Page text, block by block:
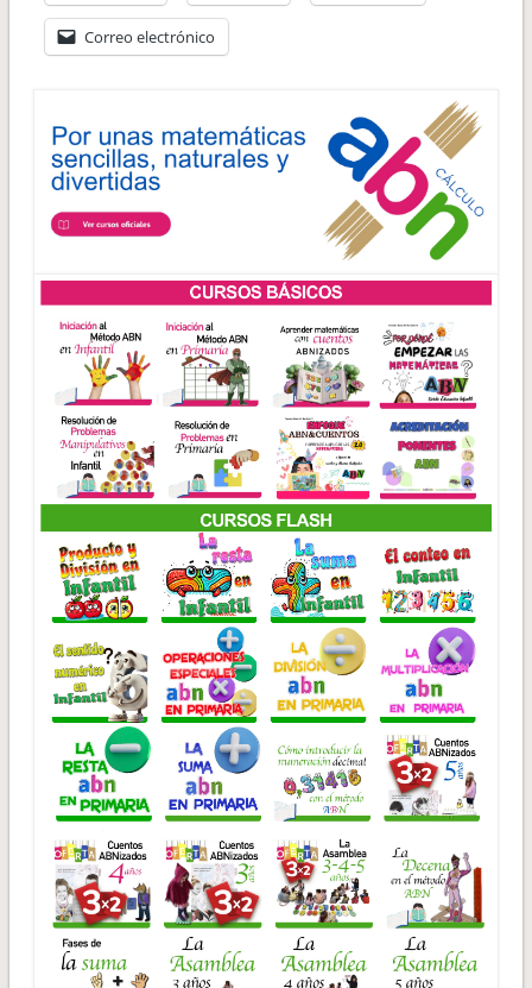
Correo electrónico